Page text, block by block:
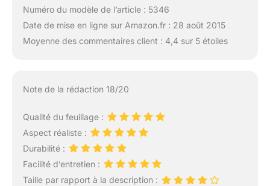
Numéro du modèle de l’article : 5346
Date de mise en ligne sur Amazon.fr : 28 août 2015
Moyenne des commentaires client : 4,4 sur 5 étoiles
Note de la rédaction 18/20
Qualité du feuillage :
Aspect réaliste :
Durabilité :
Facilité d’entretien :
Taille par rapport à la description :